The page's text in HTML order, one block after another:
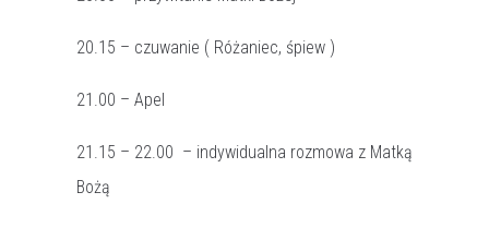
20.15 – czuwanie ( Różaniec, śpiew )
21.00 – Apel
21.15 – 22.00 – indywidualna rozmowa z Matką
Bożą